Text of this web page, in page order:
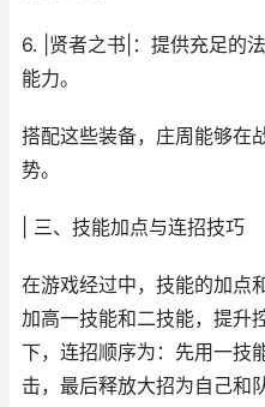
6. |贤者之书|：提供充足的
能力。
搭配这些装备，庄周能够在
势。
| 三、技能加点与连招技巧
在游戏经过中，技能的加点
加高一技能和二技能，提升
下，连招顺序为：先用一技
击，最后释放大招为自己和